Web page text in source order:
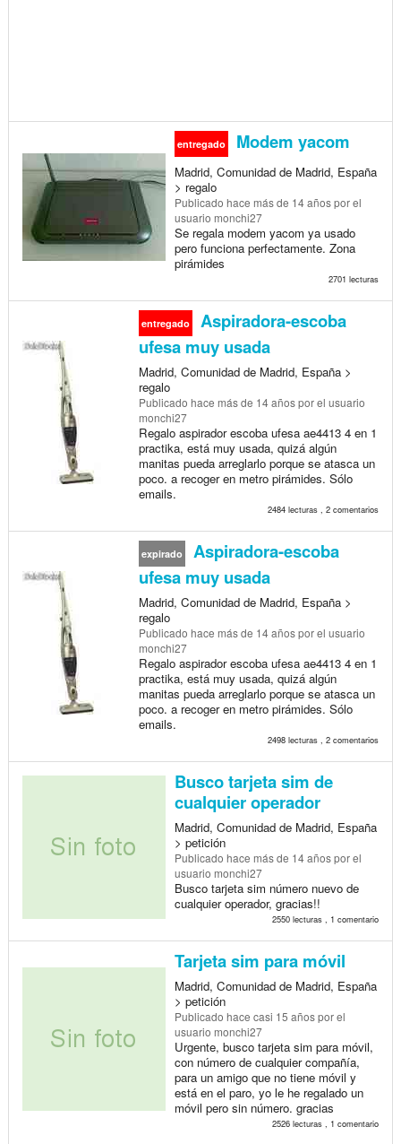
entregado Modem yacom
Madrid, Comunidad de Madrid, España
> regalo
Publicado hace más de 14 añospor el
usuario monchi27
Se regala modem yacom ya usado
pero funciona perfectamente. Zona
pirámides
2701 lecturas
entregado
Aspiradora-escoba
ufesa muy usada
Madrid, Comunidad de Madrid, España >
regalo
Publicado hace más de 14 añospor el usuario
monchi27
Regalo aspirador escoba ufesa ae4413 4 en 1
practika, está muy usada, quizá algún
manitas pueda arreglarlo porque se atasca un
poco. a recoger en metro pirámides. Sólo
emails.
2484 lecturas , 2 comentarios
expirado
Aspiradora-escoba
ufesa muy usada
Madrid, Comunidad de Madrid, España >
regalo
Publicado hace más de 14 añospor el usuario
monchi27
Regalo aspirador escoba ufesa ae4413 4 en 1
practika, está muy usada, quizá algún
manitas pueda arreglarlo porque se atasca un
poco. a recoger en metro pirámides. Sólo
emails.
2498 lecturas , 2 comentarios
Busco tarjeta sim de
cualquier operador
Madrid, Comunidad de Madrid, España
> petición
Publicado hace más de 14 añospor el
usuario monchi27
Busco tarjeta sim número nuevo de
cualquier operador, gracias!!
2550 lecturas , 1 comentario
Tarjeta sim para móvil
Madrid, Comunidad de Madrid, España
> petición
Publicado hace casi 15 añospor el
usuario monchi27
Urgente, busco tarjeta sim para móvil,
con número de cualquier compañía,
para un amigo que no tiene móvil y
está en el paro, yo le he regalado un
móvil pero sin número. gracias
2526 lecturas , 1 comentario